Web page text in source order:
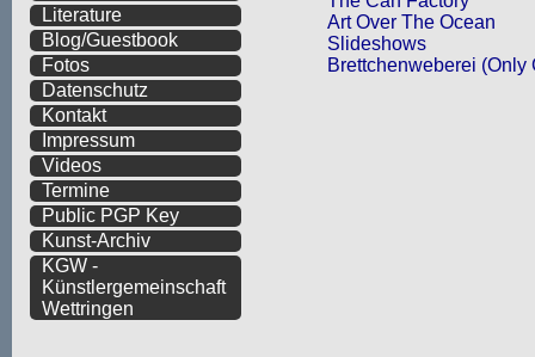
Art Over The Ocean
Slideshows
Brettchenweberei (Only
Literature
Blog/Guestbook
Fotos
Datenschutz
Kontakt
Impressum
Videos
Termine
Public PGP Key
Kunst-Archiv
KGW -
Künstlergemeinschaft
Wettringen